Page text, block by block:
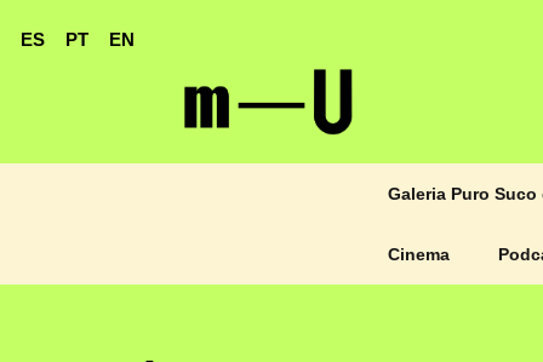
ES PT EN
Galeria Puro Suco
Cinema